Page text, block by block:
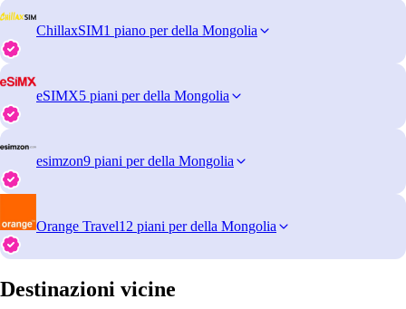
ChillaxSIM1 piano per della Mongolia
eSIMX5 piani per della Mongolia
esimzon9 piani per della Mongolia
Orange Travel12 piani per della Mongolia
Destinazioni vicine